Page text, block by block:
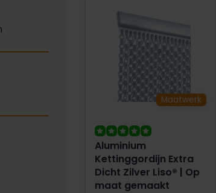
Maatwerk
Aluminium
Kettinggordijn Extra
Dicht Zilver Liso® | Op
maat gemaakt